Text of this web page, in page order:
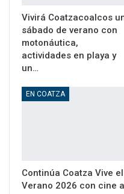
Vivirá Coatzacoalcos
sábado de verano con
motonáutica,
actividades en playa y
un…
EN COATZA
Continúa Coatza Vive el
Verano 2026 con cine